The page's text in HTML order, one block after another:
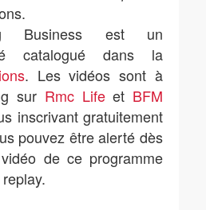
Business est un
catalogué dans la
. Les vidéos sont à
sur Rmc Lifeet BFM
inscrivant gratuitement
pouvez être alerté dès
de ce programme